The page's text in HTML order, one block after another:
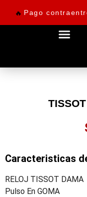
🔥 Pago
Caracteristicas
RELOJ TISSOT DAMA
Pulso En GOMA